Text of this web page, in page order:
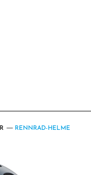
RENNRAD-HELME